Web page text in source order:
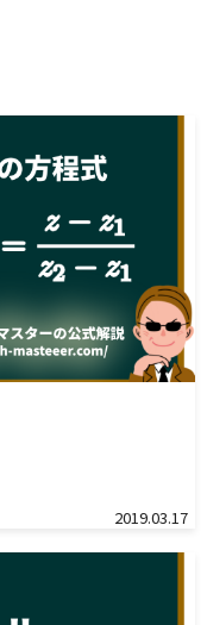
2019.03.17